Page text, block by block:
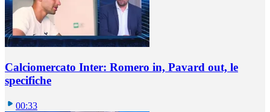
Calciomercato Inter: Romero in, Pavard out, le
specifiche
00:33